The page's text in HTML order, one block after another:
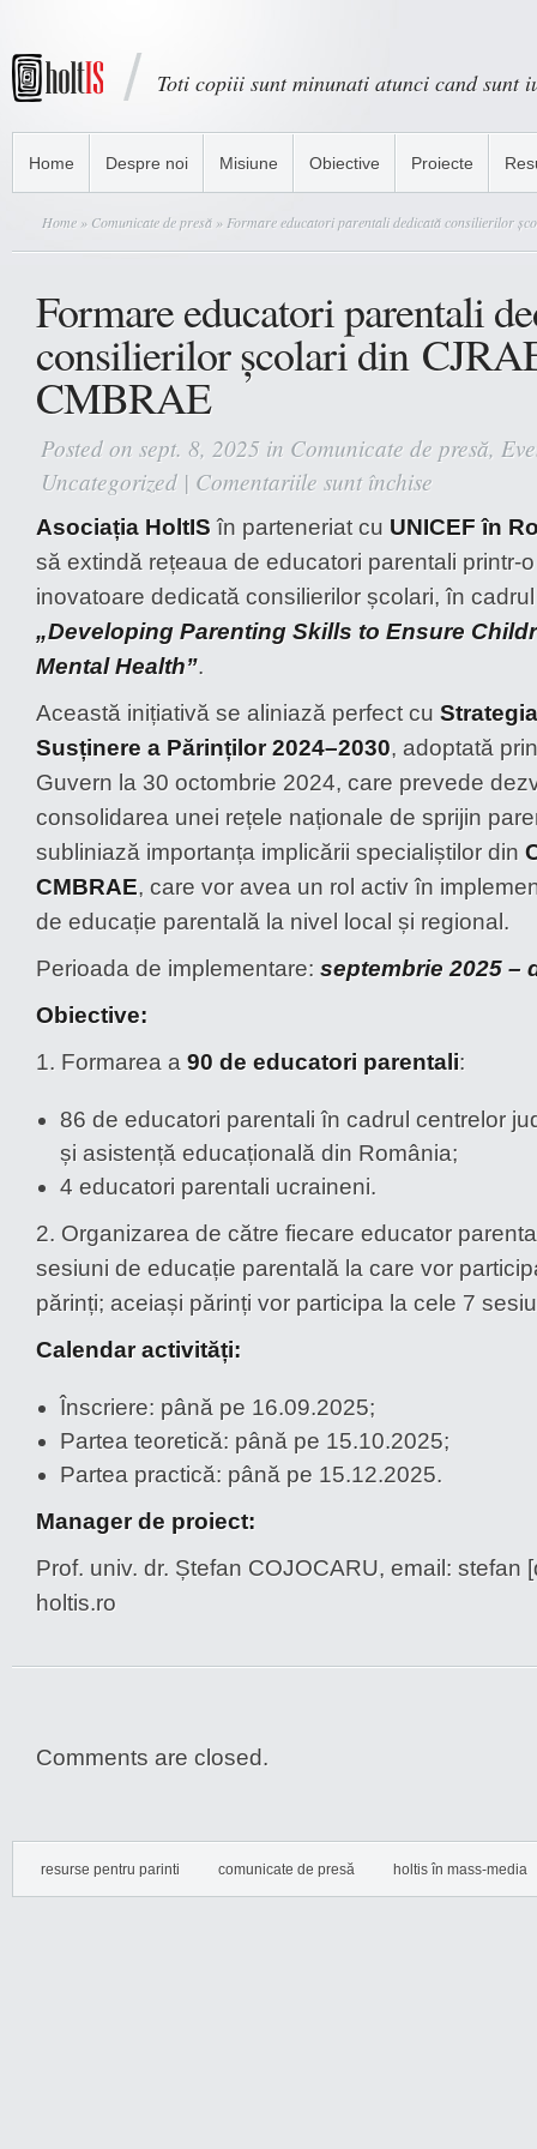
Toti copiii sunt minunati atunci cand sunt
Home Despre noi Misiune Obiective Proiecte
Home » Comunicate de presă » Formare educatori parentali dedicată consilierilor
Formare educatori parentali
consilierilor școlari din
CMBRAE
Posted on sept. 8, 2025 in Comunicate de presă,
Uncategorized | Comentariile sunt închise
educatori
parentali
consilierilor
școlari
CMBRAE
Asociația HoltIS în parteneriat cu UNICEF în
să extindă rețeaua de educatori parentali printr-
inovatoare dedicată consilierilor școlari, în
„Developing Parenting Skills to Ensure
Mental Health”.
Această inițiativă se aliniază perfect cu
Susținere a Părinților 2024–2030, adoptată
Guvern la 30 octombrie 2024, care prevede
consolidarea unei rețele naționale de sprijin
subliniază importanța implicării specialiștilor din
CMBRAE, care vor avea un rol activ în
de educație parentală la nivel local și regional.
Perioada de implementare: septembrie 2025 –
Obiective:
1. Formarea a 90 de educatori parentali:
86 de educatori parentali în cadrul centrelor
și asistență educațională din România;
4 educatori parentali ucraineni.
2. Organizarea de către fiecare educator
sesiuni de educație parentală la care vor
părinți; aceiași părinți vor participa la cele 7
Calendar activități:
Înscriere: până pe 16.09.2025;
Partea teoretică: până pe 15.10.2025;
Partea practică: până pe 15.12.2025.
Manager de proiect:
Prof. univ. dr. Ștefan COJOCARU, email: stefan
holtis.ro
Comments are closed.
resurse pentru parinti comunicate de presă holtis în mass-media